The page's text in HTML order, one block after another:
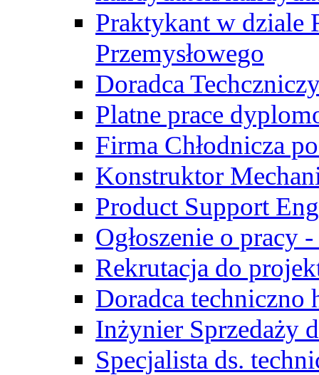
Praktykant w dziale
Przemysłowego
Doradca
Platne prace
Firma Chłodnicza
Konstruktor
Product Support
Ogłoszenie o pracy
Rekrutacja do
Doradca techniczno
Inżynier Sprzedaży
Specjalista ds.